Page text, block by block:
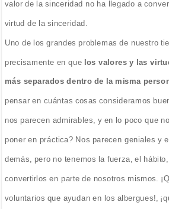
valor de la sinceridad no ha llegado a
virtud de la sinceridad.
Uno de los grandes problemas de nuestro
precisamente en que los valores y las
más separados dentro de la misma
pensar en cuántas cosas consideramos
nos parecen admirables, y en lo poco que
poner en práctica? Nos parecen geniales y
demás, pero no tenemos la fuerza, el
convertirlos en parte de nosotros mismos.
voluntarios que ayudan en los albergues!,